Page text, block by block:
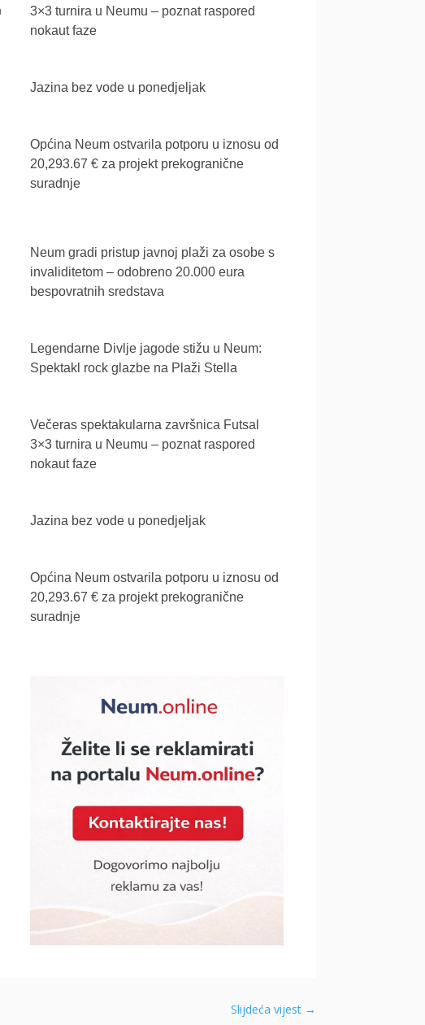
3×3 turnira u Neumu – poznat raspored
nokaut faze
Jazina bez vode u ponedjeljak
Općina Neum ostvarila potporu u iznosu od
20,293.67 € za projekt prekogranične
suradnje
Neum gradi pristup javnoj plaži za osobe s
invaliditetom – odobreno 20.000 eura
bespovratnih sredstava
Legendarne Divlje jagode stižu u Neum:
Spektakl rock glazbe na Plaži Stella
Večeras spektakularna završnica Futsal
3×3 turnira u Neumu – poznat raspored
nokaut faze
Jazina bez vode u ponedjeljak
Općina Neum ostvarila potporu u iznosu od
20,293.67 € za projekt prekogranične
suradnje
Slijdeća vijest→